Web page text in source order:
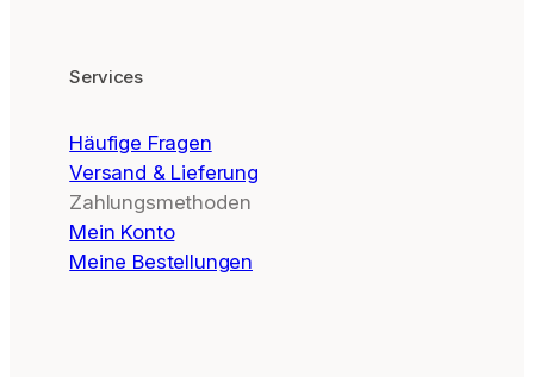
Services
Häufige Fragen
Versand & Lieferung
Zahlungsmethoden
Mein Konto
Meine Bestellungen